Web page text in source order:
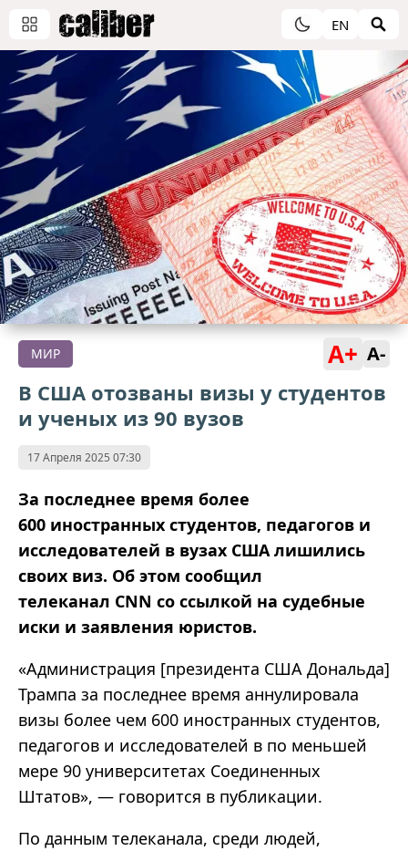
EN
МИР A+ A-
В США отозваны визы у студентов
и ученых из 90 вузов
17 Апреля 2025 07:30
За последнее время более
600 иностранных студентов, педагогов и
исследователей в вузах США лишились
своих виз. Об этом сообщил
телеканал CNN со ссылкой на судебные
иски и заявления юристов.
«Администрация [президента США Дональда]
Трампа за последнее время аннулировала
визы более чем 600 иностранных студентов,
педагогов и исследователей в по меньшей
мере 90 университетах Соединенных
Штатов», — говорится в публикации.
По данным телеканала, среди людей,